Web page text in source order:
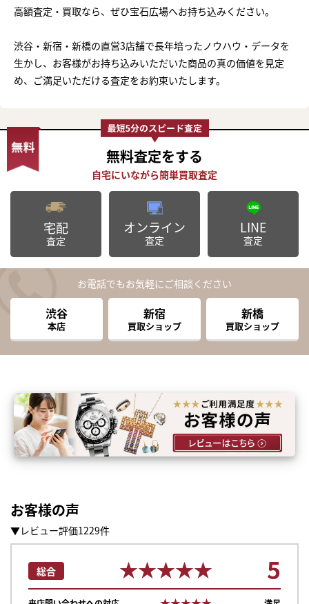
高額査定・買取なら、ぜひ宝石広場へお持ち込みください。
渋谷・新宿・新橋の直営3店舗で長年培ったノウハウ・データを
生かし、お客様がお持ち込みいただいた商品の真の価値を見定
め、ご満足いただける査定をお約束いたします。
無料査定をする
宅配
査定
オンライン
査定
LINE
査定
お電話でもお気軽にご相談ください
渋谷
本店
新宿
買取ショップ
新橋
買取ショップ
お客様の声
▼レビュー評価1229件
総合 ★★★★★
★★★★★ 5